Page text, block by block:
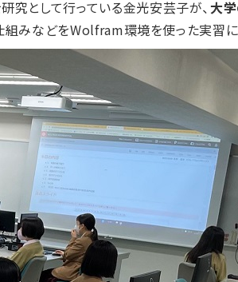
究として行っている金光安芸子が、 大
みなどをWolfram環境を使った実習に